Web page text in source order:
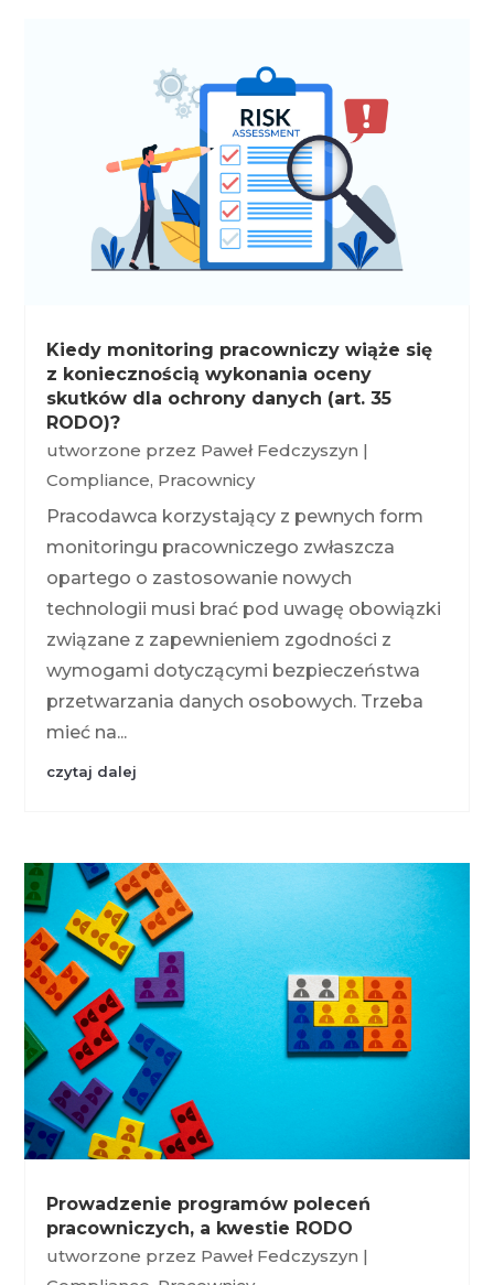
Kiedy monitoring pracowniczy wiąże się
z koniecznością wykonania oceny
skutków dla ochrony danych (art. 35
RODO)?
utworzone przez Paweł Fedczyszyn |
Compliance, Pracownicy
Pracodawca korzystający z pewnych form
monitoringu pracowniczego zwłaszcza
opartego o zastosowanie nowych
technologii musi brać pod uwagę obowiązki
związane z zapewnieniem zgodności z
wymogami dotyczącymi bezpieczeństwa
przetwarzania danych osobowych. Trzeba
mieć na...
czytaj dalej
Prowadzenie programów poleceń
pracowniczych, a kwestie RODO
utworzone przez Paweł Fedczyszyn |